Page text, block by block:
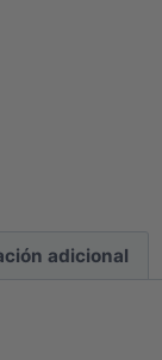
adicional